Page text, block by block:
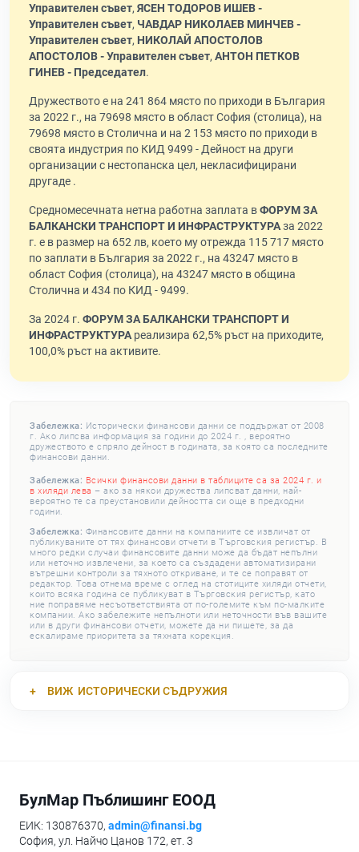
Управителен съвет, ЯСЕН ТОДОРОВ ИШЕВ -
Управителен съвет, ЧАВДАР НИКОЛАЕВ МИНЧЕВ -
Управителен съвет, НИКОЛАЙ АПОСТОЛОВ
АПОСТОЛОВ - Управителен съвет, АНТОН ПЕТКОВ
ГИНЕВ - Председател.
Дружеството е на 241 864 място по приходи в България
за 2022 г., на 79698 място в област София (столица), на
79698 място в Столична и на 2 153 място по приходи в
своята индустрия по КИД 9499 - Дейност на други
организации с нестопанска цел, некласифицирани
другаде .
Средномесечната нетна работна заплата вФОРУМ ЗА
БАЛКАНСКИ ТРАНСПОРТ И ИНФРАСТРУКТУРАза 2022
г. е в размер на 652 лв, което му отрежда 115 717 място
по заплати в България за 2022 г., на 43247 място в
област София (столица), на 43247 място в община
Столична и 434 по КИД - 9499.
За 2024 г. ФОРУМ ЗА БАЛКАНСКИ ТРАНСПОРТ И
ИНФРАСТРУКТУРАреализира 62,5% ръст на приходите,
100,0% ръст на активите.
Забележка: Исторически финансови данни се поддържат от 2008
г. Ако липсва информация за години до 2024 г. , вероятно
дружеството е спряло дейност в годината, за която са последните
финансови данни.
Забележка: Всички финансови данни в таблиците са за 2024 г. и
в хиляди лева – ако за някои дружества липсват данни, най-
вероятно те са преустановили дейността си още в предходни
години.
Забележка: Финансовите данни на компаниите се извличат от
публикуваните от тях финансови отчети в Търговския регистър. В
много редки случаи финансовите данни може да бъдат непълни
или неточно извлечени, за което са създадени автоматизирани
вътрешни контроли за тяхното откриване, и те се поправят от
редактор. Това отнема време с оглед на стотиците хиляди отчети,
които всяка година се публикуват в Търговския регистър, като
ние поправяме несъответствията от по-големите към по-малките
компании. Ако забележите непълноти или неточности във вашите
или в други финансови отчети, можете да ни пишете, за да
ескалираме приоритета за тяхната корекция.
ВИЖ ИСТОРИЧЕСКИ СЪДРУЖИЯ
БулМар Пъблишинг ЕООД
ЕИК: 130876370, admin@finansi.bg
София, ул. Найчо Цанов 172, ет. 3